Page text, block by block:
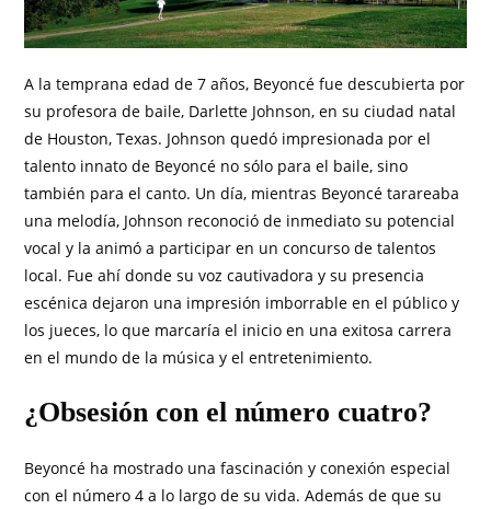
A la temprana edad de 7 años, Beyoncé fue descubierta por
su profesora de baile, Darlette Johnson, en su ciudad natal
de Houston, Texas. Johnson quedó impresionada por el
talento innato de Beyoncé no sólo para el baile, sino
también para el canto. Un día, mientras Beyoncé tarareaba
una melodía, Johnson reconoció de inmediato su potencial
vocal y la animó a participar en un concurso de talentos
local. Fue ahí donde su voz cautivadora y su presencia
escénica dejaron una impresión imborrable en el público y
los jueces, lo que marcaría el inicio en una exitosa carrera
en el mundo de la música y el entretenimiento.
¿Obsesión con el número cuatro?
Beyoncé ha mostrado una fascinación y conexión especial
con el número 4 a lo largo de su vida. Además de que su